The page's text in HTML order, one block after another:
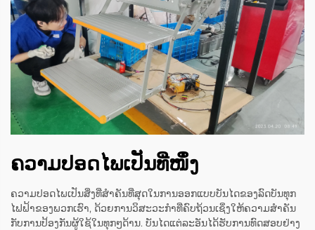
ຄວາມປອດໄພເປັນທີ່ໜຶ່ງ
ຄວາມປອດໄພເປັນສິ່ງທີ່ສຳຄັນທີ່ສຸດໃນການອອກແບບບັນໄດຂອງລົດບັນທຸກ
ໄຟຟ້າຂອງພວກເຮົາ, ດ້ວຍການວິສະວະກຳທີ່ຄົບຖ້ວນເຊິ່ງໃຫ້ຄວາມສຳຄັນ
ກັບການປ້ອງກັນຜູ້ໃຊ້ໃນທຸກໆດ້ານ. ບັນໄດແຕ່ລະອັນໄດ້ຮັບການທົດສອບຢ່າງ